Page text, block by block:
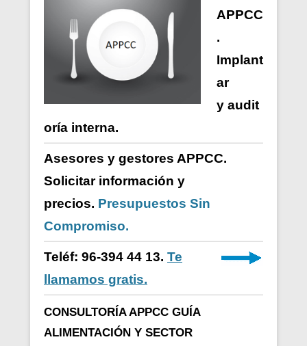
APPCC
.
Implant
ar
y audit
oría interna.
Asesores y gestores APPCC.
Solicitar información y
precios. Presupuestos Sin
Compromiso.
Teléf: 96-394 44 13. Te
llamamos gratis.
CONSULTORÍA APPCC GUÍA
ALIMENTACIÓN Y SECTOR